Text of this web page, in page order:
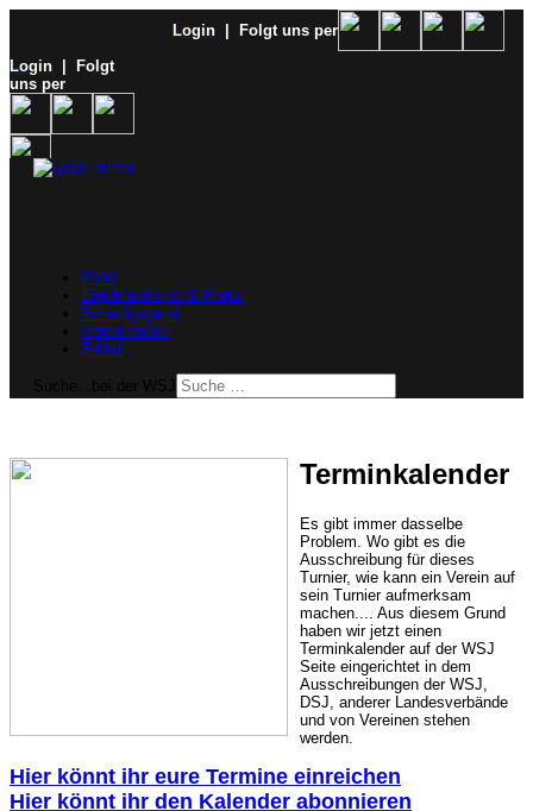
Login
| Folgt uns per
Login
| Folgt
uns per
SVW
Ergebnisdienst & Portal
Schachjugend
Verein finden
E-Mail
Terminkalender
Es gibt immer dasselbe
Problem. Wo gibt es die
Ausschreibung für dieses
Turnier, wie kann ein Verein auf
sein Turnier aufmerksam
machen.... Aus diesem Grund
haben wir jetzt einen
Terminkalender auf der WSJ
Seite eingerichtet in dem
Ausschreibungen der WSJ,
DSJ, anderer Landesverbände
und von Vereinen stehen
werden.
Hier könnt ihr eure Termine einreichen
Hier könnt ihr den Kalender abonnieren